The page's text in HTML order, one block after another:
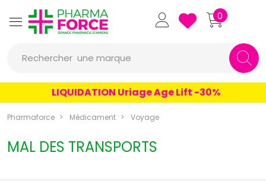
Pharmaforce Grande Pharmacie
0
Rechercher une marque
un conseil
un produit
LIQUIDATION Uriage Age Lift -30%
Pharmaforce Médicament Voyage
MAL DES TRANSPORTS